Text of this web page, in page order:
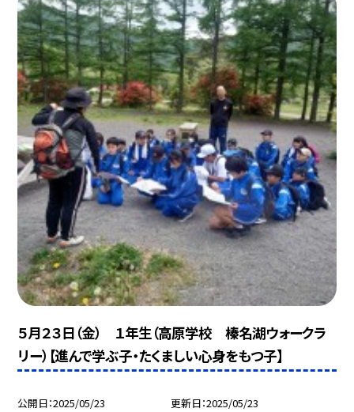
５月２３日（金） １年生（高原学校 榛名湖ウォークラ
リー）【進んで学ぶ子・たくましい心身をもつ子】
公開日 2025/05/23 更新日 2025/05/23